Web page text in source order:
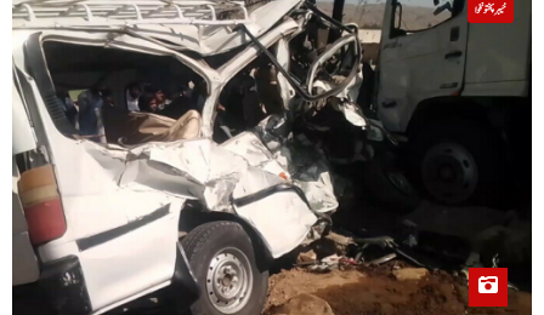
خیبر پختونخوا